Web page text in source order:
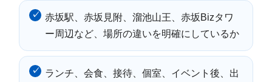
赤坂駅、赤坂見附、溜池山王、赤坂Bizタワ
ー周辺など、場所の違いを明確にしているか
ランチ、会食、接待、個室、イベント後、出